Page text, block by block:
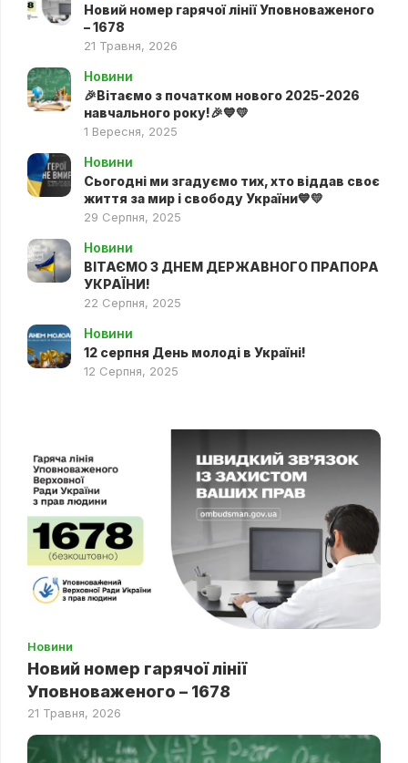
Новий номер гарячої лінії Уповноваженого
– 1678
21 Травня, 2026
Новини
🎉Вітаємо з початком нового 2025-2026
навчального року!🎉💙💛
1 Вересня, 2025
Новини
Сьогодні ми згадуємо тих, хто віддав своє
життя за мир і свободу України💙💛
29 Серпня, 2025
Новини
ВІТАЄМО З ДНЕМ ДЕРЖАВНОГО ПРАПОРА
УКРАЇНИ!
22 Серпня, 2025
Новини
12 серпня День молоді в Україні!
12 Серпня, 2025
Новини
Новий номер гарячої лінії
Уповноваженого – 1678
21 Травня, 2026